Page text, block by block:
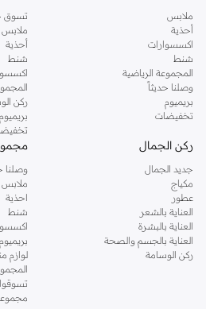
طفلك وسعادته.
تسوق مذركير في دبي، أبوظبي للحصول على
نمو طفلك وراحة بالك.
ملابس
أحذية
اكسسوارات
شنط
المجموعة الرياضية
وصلنا حديثاً
بريميوم
تخفيضات
تسوق
ملابس
أحذية
شنط
ركن
بريميوم
ركن الجمال
جديد الجمال
مكياج
عطور
العناية بالشعر
العناية بالبشرة
العناية بالجسم والصحة
ركن الوسامة
وصلنا
ملابس
احذية
شنط
بريميوم
لوازم